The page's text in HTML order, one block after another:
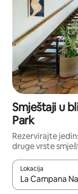
Smještaji u
Park
Rezervirajte
druge vrste
Lokacija
Kada budu